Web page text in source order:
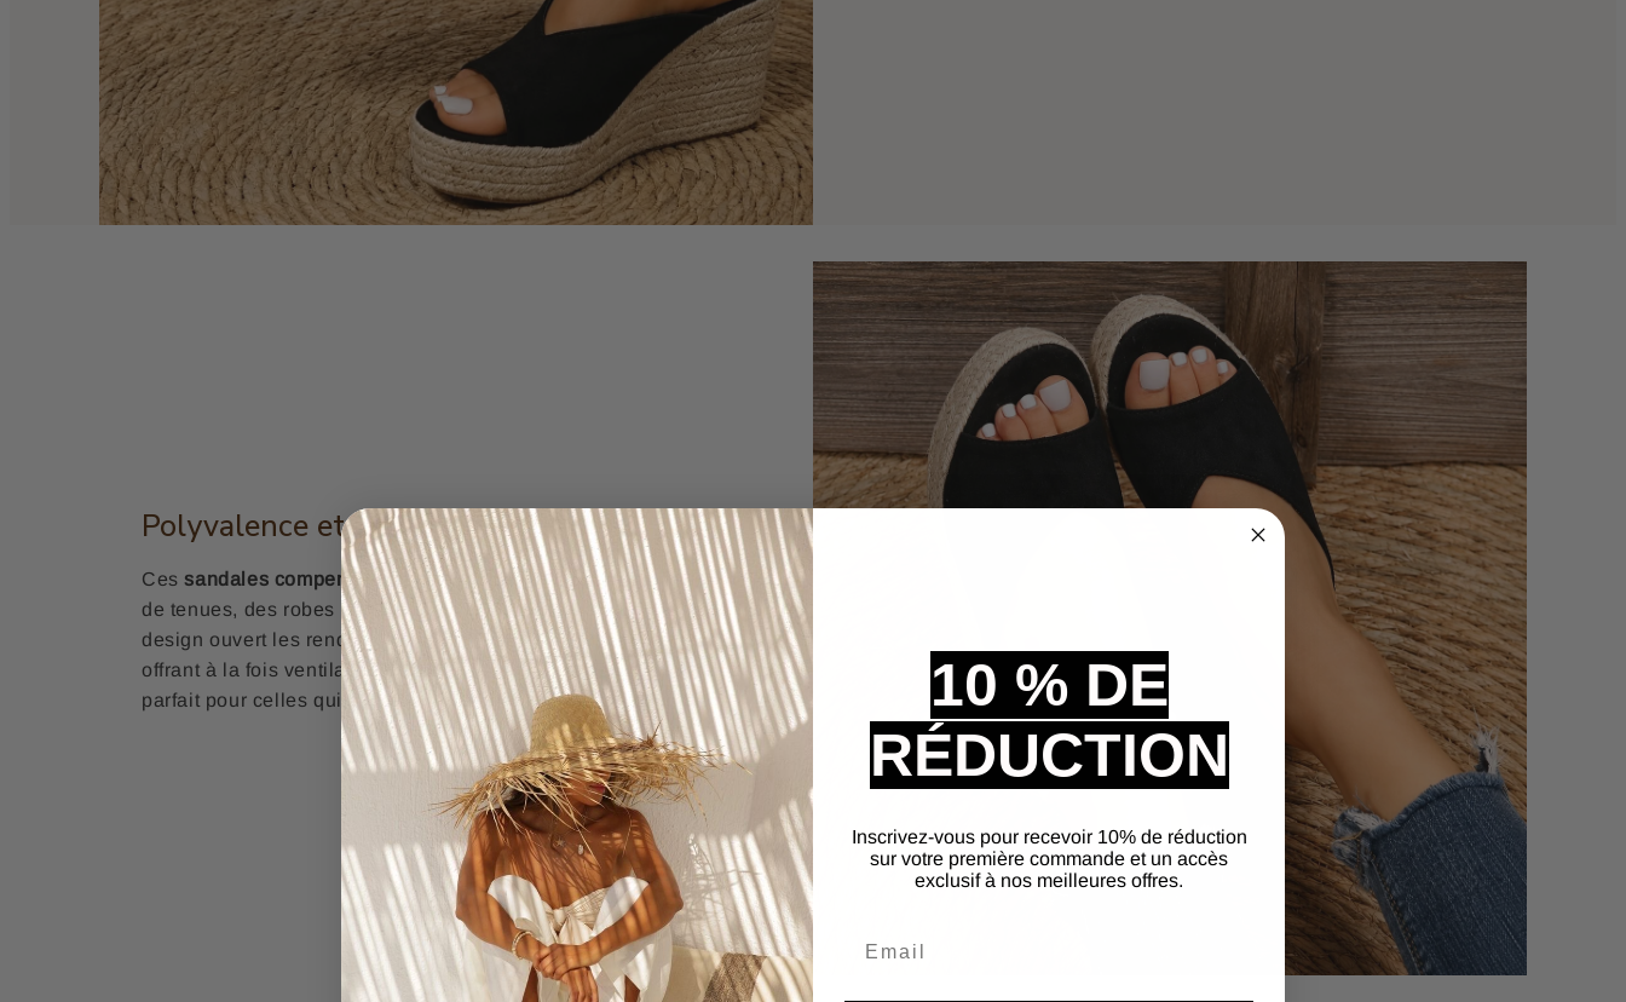
Polyvalence et Style
Cessandales compensées femmenoires s'adaptent à une variété
de tenues, des robes d'été légères aux jeans décontractés. Leur
design ouvert les rend idéales pour les saisons plus chaudes,
offrant à la fois ventilation et une esthétique raffinée. C'est le choix
parfait pour celles qui cherchent à allier mode et fonctionnalité.
10 % DE
RÉDUCTION
Inscrivez-vous pour recevoir 10% de réduction
sur votre première commande et un accès
exclusif à nos meilleures offres.